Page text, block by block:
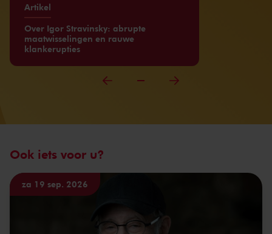
Artikel
Over Igor Stravinsky: abrupte
maatwisselingen en rauwe
klankerupties
Ook iets voor u?
za 19 sep. 2026